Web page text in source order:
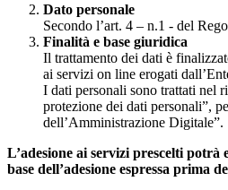
Dato personale
Secondo l’art. 4 – n.1 - del
Finalità e base giuridica
Il trattamento dei dati è
ai servizi on line erogati
I dati personali sono trattati nel
protezione dei dati personali”,
dell’Amministrazione Digitale”.
L’adesione ai servizi prescelti
base dell’adesione espressa prima